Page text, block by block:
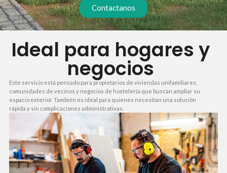
Contactanos
Ideal para hogares y
negocios
Este servicio está pensado para propietarios de viviendas unifamiliares,
comunidades de vecinos y negocios de hostelería que buscan ampliar su
espacio exterior. También es ideal para quienes necesitan una solución
rápida y sin complicaciones administrativas.